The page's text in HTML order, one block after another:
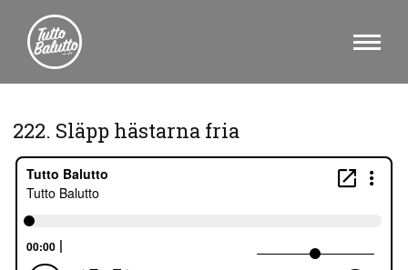
222. Släpp hästarna fria